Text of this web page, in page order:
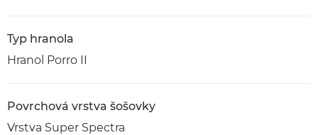
Typ hranola
Hranol Porro II
Povrchová vrstva šošovky
Vrstva Super Spectra